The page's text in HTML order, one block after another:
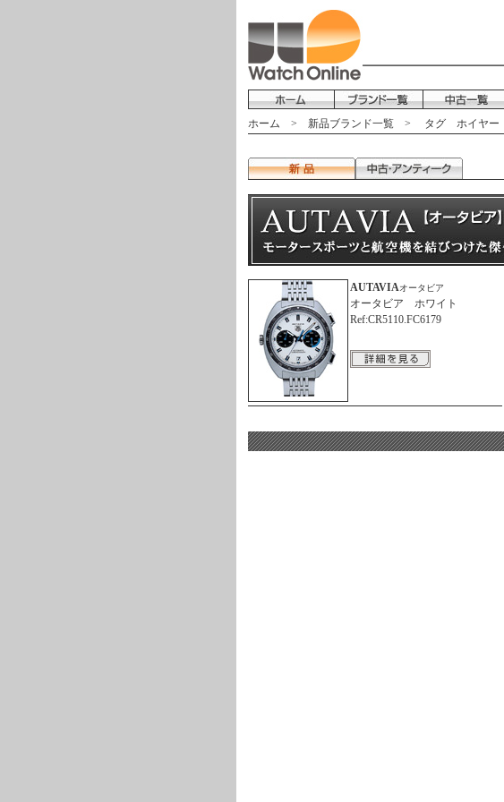
ホーム > 新品ブランド一覧 > タグ ホイヤー
AUTAVIAオータビア
オータビア ホワイト
Ref:CR5110.FC6179